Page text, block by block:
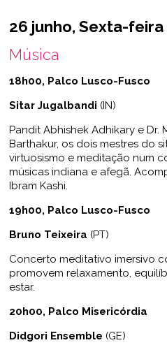
26 junho, Sexta-feira
Música
18h00, Palco Lusco-Fusco
Sitar Jugalbandi (IN)
Pandit Abhishek Adhikary e Dr.
Barthakur, os dois mestres do
virtuosismo e meditação num
músicas indiana e afegã.
Ibram Kashi.
19h00, Palco Lusco-Fusco
Bruno Teixeira (PT)
Concerto meditativo imersivo
promovem relaxamento,
estar.
20h00, Palco Misericórdia
Didgori Ensemble (GE)